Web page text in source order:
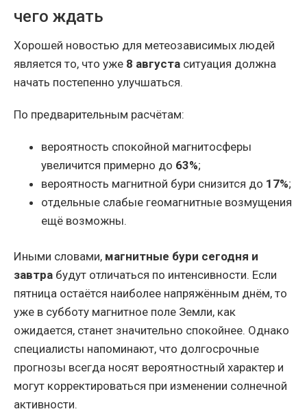
чего ждать
Хорошей новостью для метеозависимых людей
является то, что уже 8 августа ситуация должна
начать постепенно улучшаться.
По предварительным расчётам:
вероятность спокойной магнитосферы
увеличится примерно до 63%;
вероятность магнитной бури снизится до 17%;
отдельные слабые геомагнитные возмущения
ещё возможны.
Иными словами, магнитные бури сегодня и
завтра будут отличаться по интенсивности. Если
пятница остаётся наиболее напряжённым днём, то
уже в субботу магнитное поле Земли, как
ожидается, станет значительно спокойнее. Однако
специалисты напоминают, что долгосрочные
прогнозы всегда носят вероятностный характер и
могут корректироваться при изменении солнечной
активности.